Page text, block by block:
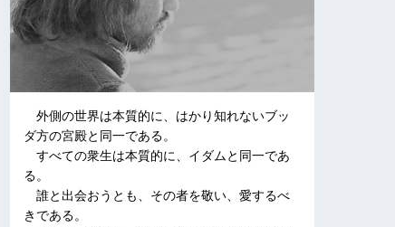
外側の世界は本質的に、はかり知れないブッ
ダ方の宮殿と同一である。
すべての衆生は本質的に、イダムと同一であ
る。
誰と出会おうとも、その者を敬い、愛するべ
きである。